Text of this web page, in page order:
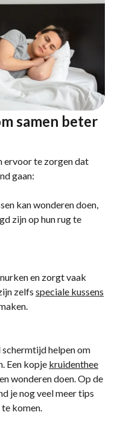
samen beter
ervoor te zorgen dat
gaan:
kan wonderen doen,
zijn op hun rug te
en zorgt vaak
zelfs speciale kussens
schermtijd helpen om
Een kopje kruidenthee
wonderen doen. Op de
je nog veel meer tips
komen.